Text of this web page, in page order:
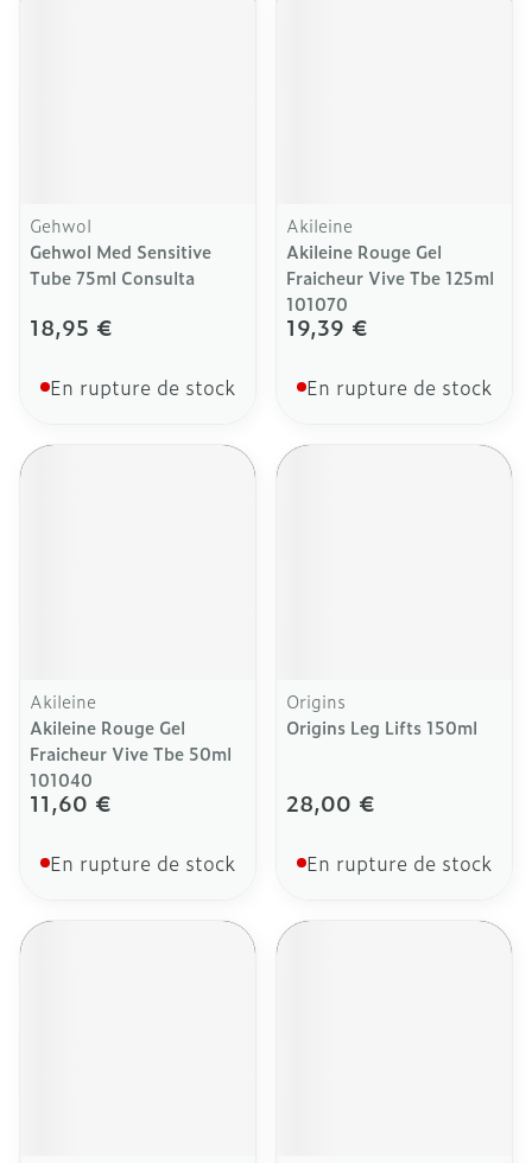
Gehwol
Gehwol Med Sensitive
Tube 75ml Consulta
18,95 €
En rupture de stock
Akileine
Akileine Rouge Gel
Fraicheur Vive Tbe 125ml
101070
19,39 €
En rupture de stock
Akileine
Akileine Rouge Gel
Fraicheur Vive Tbe 50ml
101040
11,60 €
En rupture de stock
Origins
Origins Leg Lifts 150ml
28,00 €
En rupture de stock